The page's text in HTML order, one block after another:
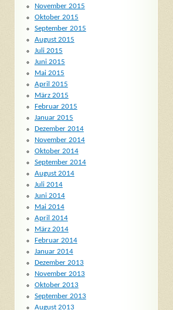
November 2015
Oktober 2015
September 2015
August 2015
Juli 2015
Juni 2015
Mai 2015
April 2015
März 2015
Februar 2015
Januar 2015
Dezember 2014
November 2014
Oktober 2014
September 2014
August 2014
Juli 2014
Juni 2014
Mai 2014
April 2014
März 2014
Februar 2014
Januar 2014
Dezember 2013
November 2013
Oktober 2013
September 2013
August 2013